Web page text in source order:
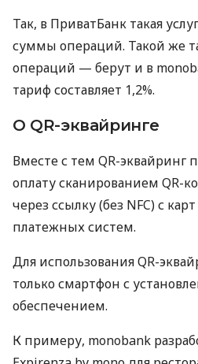
Так, в ПриватБанк такая
суммы операций. Такой же
операций — берут и в
тариф составляет 1,2%.
О QR-эквайринге
Вместе с тем QR-эквайринг
оплату сканированием QR-
через ссылку (без NFC) с
платежных систем.
Для использования QR-
только смартфон с
обеспечением.
К примеру, monobank